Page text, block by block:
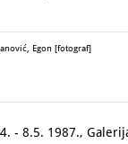
Egon [fotograf]
- 8.5. 1987.,